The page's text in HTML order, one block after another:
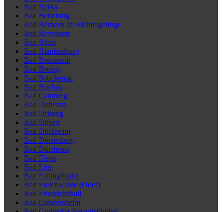
Bad Berka
Bad Berleburg
Bad Berneck im Fichtelgebirge
Bad Bevensen
Bad Bibra
Bad Blankenburg
Bad Bramstedt
Bad Breisig
Bad Brückenau
Bad Buchau
Bad Camberg
Bad Doberan
Bad Driburg
Bad Düben
Bad Dürkheim
Bad Dürrenberg
Bad Dürrheim
Bad Elster
Bad Ems
Bad Fallingbostel
Bad Freienwalde (Oder)
Bad Friedrichshall
Bad Gandersheim